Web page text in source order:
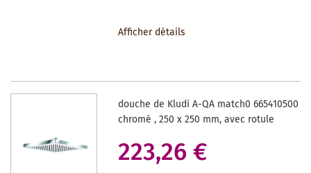
SOUHAITS
Afficher détails
douche de Kludi A-QA match0 665410500
chromé , 250 x 250 mm, avec rotule
223,26 €